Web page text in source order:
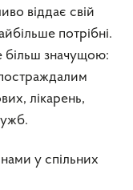
віддає свій
потрібні.
більш значущою:
лікарень,
у спільних